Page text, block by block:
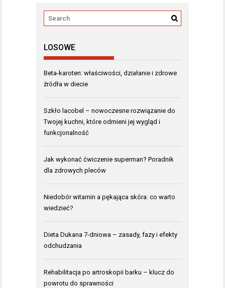
LOSOWE
Beta-karoten: właściwości, działanie i zdrowe
źródła w diecie
Szkło lacobel – nowoczesne rozwiązanie do
Twojej kuchni, które odmieni jej wygląd i
funkcjonalność
Jak wykonać ćwiczenie superman? Poradnik
dla zdrowych pleców
Niedobór witamin a pękająca skóra: co warto
wiedzieć?
Dieta Dukana 7-dniowa – zasady, fazy i efekty
odchudzania
Rehabilitacja po artroskopii barku – klucz do
powrotu do sprawności